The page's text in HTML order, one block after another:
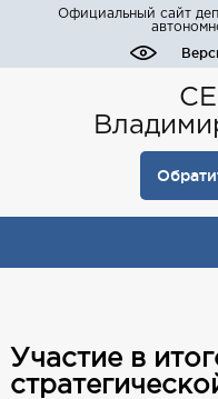
Официальный сайт
Участие в